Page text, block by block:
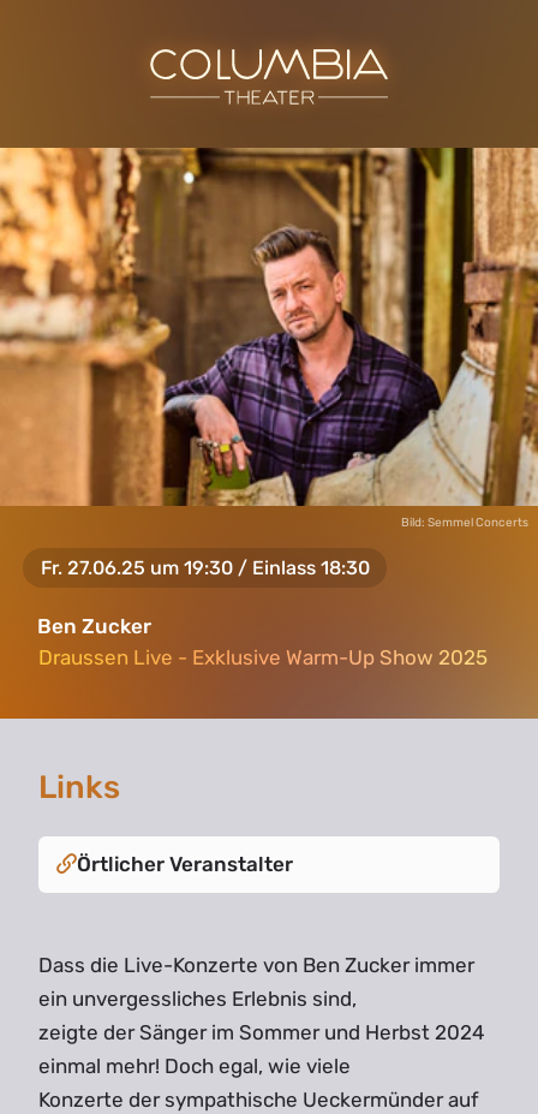
Fr. 27.06.25 um 19:30 / Einlass 18:30
Ben Zucker
Draussen Live - Exklusive Warm-Up Show 2025
Draussen Live - Exklusive Warm-Up Show 2025
Bild: Semmel Concerts
Links
Örtlicher Veranstalter
Dass die Live-Konzerte von Ben Zucker immer
ein unvergessliches Erlebnis sind,
zeigte der Sänger im Sommer und Herbst 2024
einmal mehr! Doch egal, wie viele
Konzerte der sympathische Ueckermünder auf